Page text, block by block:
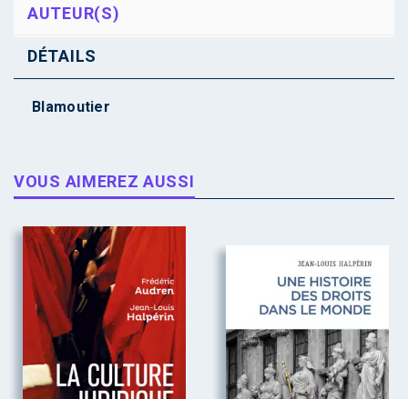
AUTEUR(S)
DÉTAILS
Blamoutier
VOUS AIMEREZ AUSSI